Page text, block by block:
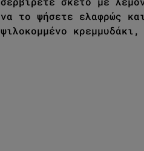
να το ψήσετε ελαφρώς
ψιλοκομμένο